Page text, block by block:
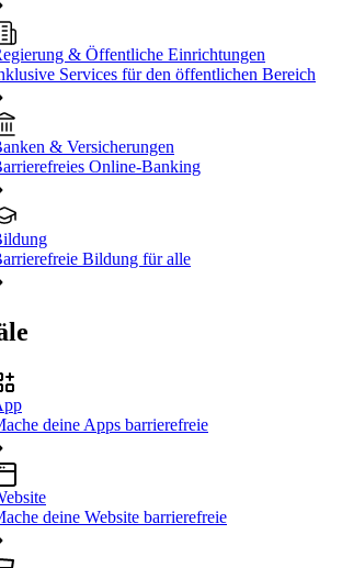
& Öffentliche Einrichtungen
Services für den öffentlichen Bereich
& Versicherungen
Online-Banking
Bildung für alle
deine Apps barrierefreie
deine Website barrierefreie